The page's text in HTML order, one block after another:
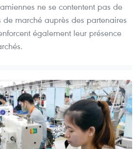
ne se contentent pas de
de marché auprès des partenaires
également leur présence